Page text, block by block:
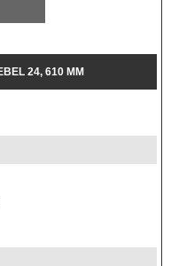
24, 610 MM